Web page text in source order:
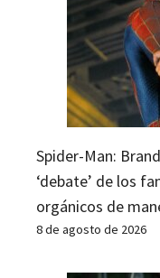
Spider-Man:
‘debate’ de los
orgánicos de
8 de agosto de 2026